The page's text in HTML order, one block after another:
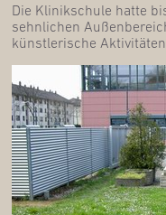
Die Kli­nik­schu­le hat­te
sehn­li­chen
künst­le­ri­sche